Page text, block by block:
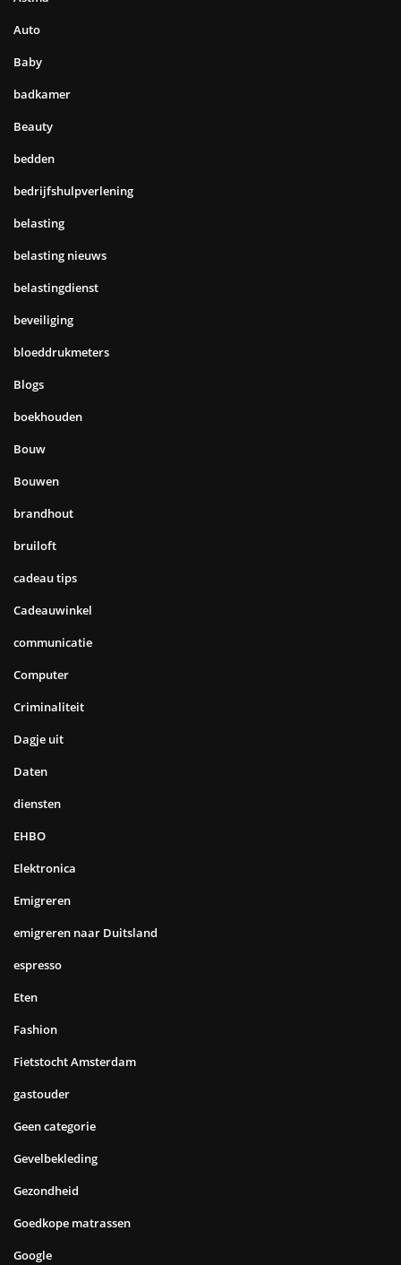
Auto
Baby
badkamer
Beauty
bedden
bedrijfshulpverlening
belasting
belasting nieuws
belastingdienst
beveiliging
bloeddrukmeters
Blogs
boekhouden
Bouw
Bouwen
brandhout
bruiloft
cadeau tips
Cadeauwinkel
communicatie
Computer
Criminaliteit
Dagje uit
Daten
diensten
EHBO
Elektronica
Emigreren
emigreren naar Duitsland
espresso
Eten
Fashion
Fietstocht Amsterdam
gastouder
Geen categorie
Gevelbekleding
Gezondheid
Goedkope matrassen
Google